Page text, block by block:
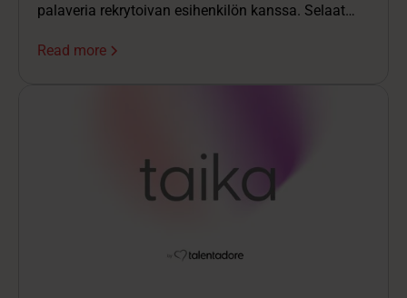
palaveria rekrytoivan esihenkilön kanssa. Selaat
muistiinpanoja ja kasaat kokonaiskuvaa päässäsi
Read more